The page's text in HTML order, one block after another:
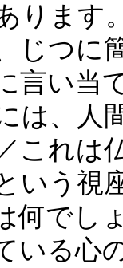
ります
じつに
言い当
は、人
これは
いう視
何でし
いる心